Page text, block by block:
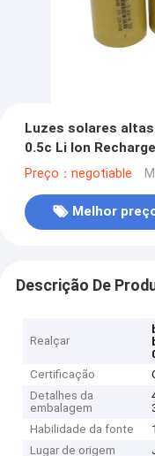
Luzes solares
0.5c Li Ion
Preço：negotiable
Melhor
Descrição De
Realçar
Certificação
Detalhes da
embalagem
Habilidade da fonte
Lugar de origem